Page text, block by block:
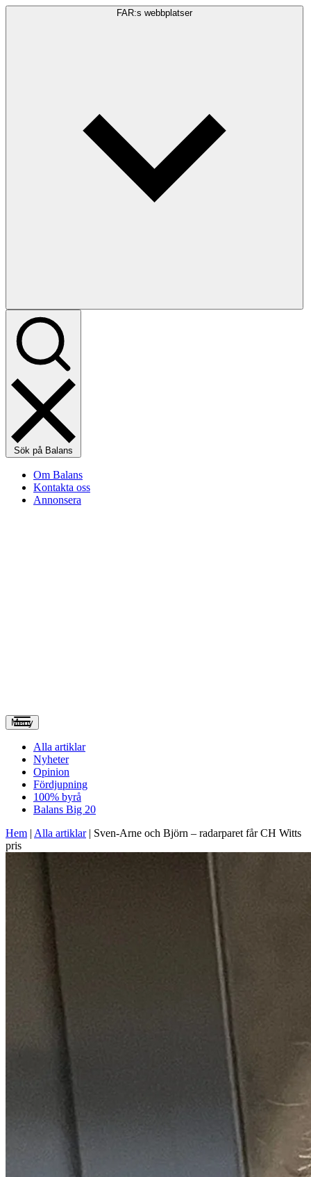
FAR:s webbplatser
Sök på Balans
Om Balans
Kontakta oss
Annonsera
Meny
Alla artiklar
Nyheter
Opinion
Fördjupning
100% byrå
Balans Big 20
Hem | Alla artiklar| Sven-Arne och Björn – radarparet får CH Witts
pris